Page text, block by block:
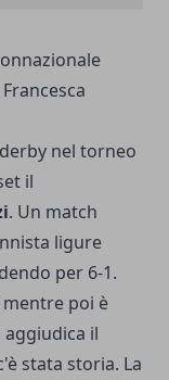
nel torneo
il
. Un match
ligure
per 6-1.
poi è
il
stata storia. La